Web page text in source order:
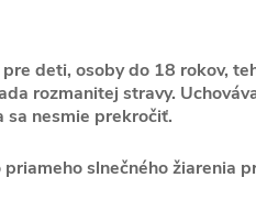
deti, osoby do 18 rokov,
rozmanitej stravy.
sa nesmie prekročiť.
slnečného žiarenia